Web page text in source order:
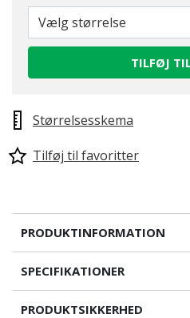
Vælg størrelse
TILFØJ
Størrelsesskema
Tilføj til favoritter
PRODUKTINFORMATION
SPECIFIKATIONER
PRODUKTSIKKERHED